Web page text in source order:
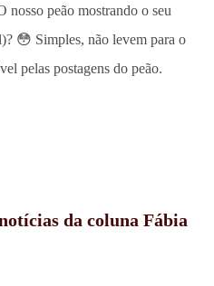
nosso peão mostrando o seu
😳 Simples, não levem para o
pelas postagens do peão.
da coluna Fábia